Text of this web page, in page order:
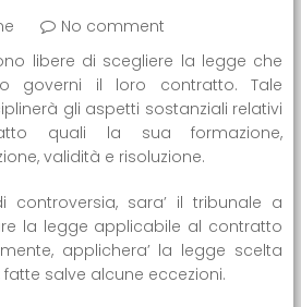
No comment
libere di scegliere la legge che
governi il loro contratto. Tale
gli aspetti sostanziali relativi
quali la sua formazione,
validità e risoluzione.
controversia, sara’ il tribunale a
la legge applicabile al contratto
applichera’ la legge scelta
fatte salve alcune eccezioni.